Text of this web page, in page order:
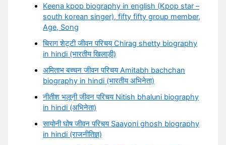
Keena kpop biography in english (Kpop star –
south korean singer), fifty fifty group member,
Age, Song
चिराग शेट्टी जीवन परिचय Chirag shetty biography
in hindi (भारतीय खिलाड़ी)
अमिताभ बच्चन जीवन परिचय Amitabh bachchan
biography in hindi (भारतीय अभिनेता)
नीतीश भलूनी जीवन परिचय Nitish bhaluni biography
in hindi (अभिनेता)
सायोनी घोष जीवन परिचय Saayoni ghosh biography
in hindi (राजनीतिज्ञ)